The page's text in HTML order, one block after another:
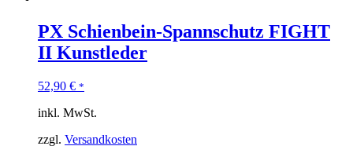
PX Schienbein-Spannschutz FIGHT
II Kunstleder
52,90 € *
inkl. MwSt.
zzgl. Versandkosten